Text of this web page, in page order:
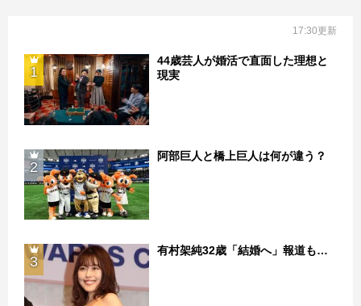
17:30更新
1
44歳芸人が婚活で直面した理想と
現実
2
阿部巨人と橋上巨人は何が違う？
3
有村架純32歳「結婚へ」報道も…